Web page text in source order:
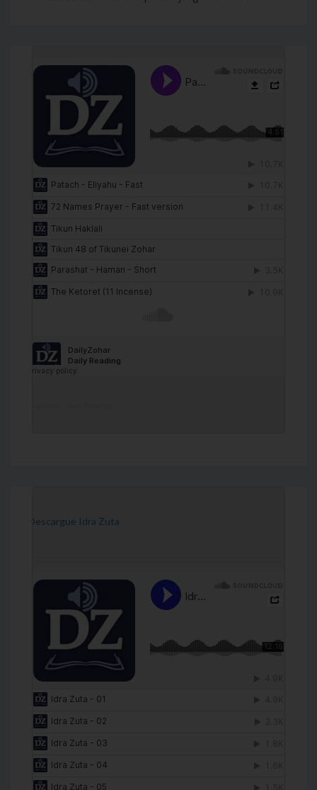
[Descargue Idra Zuta